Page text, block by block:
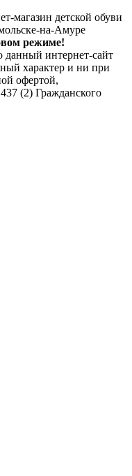
магазин детской обуви
на-Амуре
режиме!
интернет-сайт
характер и ни при
офертой,
(2) Гражданского